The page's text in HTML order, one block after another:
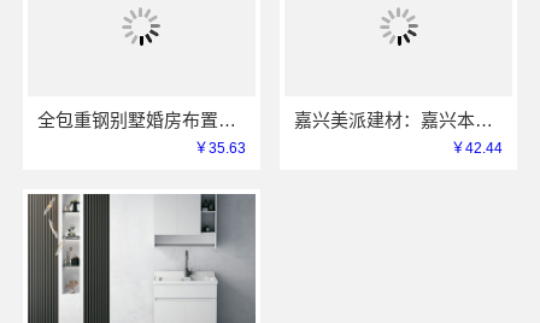
全包重钢别墅婚房布置中蓝建投北京建设有限公司四川
￥35.63
嘉兴美派建材：嘉兴本地家装服务专业施工靠谱商家
￥42.44